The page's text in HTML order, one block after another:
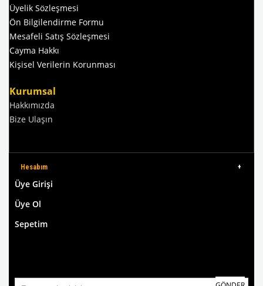
Üyelik Sözleşmesi
Ön Bilgilendirme Formu
Mesafeli Satış Sözleşmesi
Cayma Hakkı
Kişisel Verilerin Korunması
Kurumsal
Hakkımızda
Bize Ulaşın
Hesabım
Üye Girişi
Üye Ol
Sepetim